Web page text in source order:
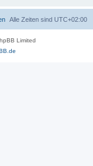
Alle Zeiten sind UTC+02:00
Limited